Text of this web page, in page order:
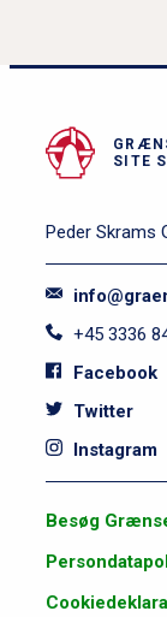
SITE
Peder Skrams
+45 3336
Facebook
Twitter
Instagram
i
d
e
Besøg